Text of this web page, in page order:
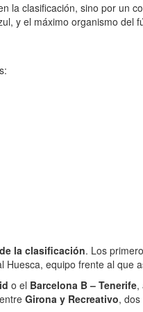
la clasificación, sino por un
y el máximo organismo del
la clasificación. Los
Huesca, equipo frente al que
o el Barcelona B – Tenerife,
Girona y Recreativo,